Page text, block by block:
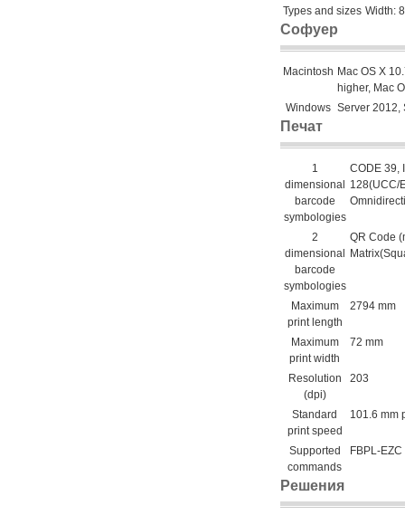
Types and sizes Width:
Софуер
Macintosh Mac OS X
higher, Mac
Windows Server 2012,
Печат
1
dimensional
barcode
symbologies
CODE 39,
128(UCC/
2
dimensional
barcode
symbologies
QR Code
Maximum
print length
2794 mm
Maximum
print width
72 mm
Resolution
(dpi)
203
Standard
print speed
101.6 mm
Supported
commands
FBPL-
Решения